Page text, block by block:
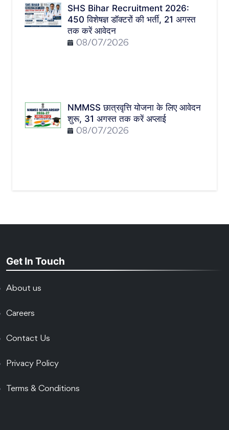
SHS Bihar Recruitment 2026:
450 विशेषज्ञ डॉक्टरों की भर्ती, 21 अगस्त
तक करें आवेदन
08/07/2026
NMMSS छात्रवृत्ति योजना के लिए आवेदन
शुरू, 31 अगस्त तक करें अप्लाई
08/07/2026
Get In Touch
About us
Careers
Contact Us
Privacy Policy
Terms & Conditions